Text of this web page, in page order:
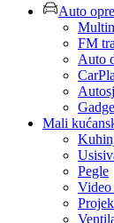
Auto
FM
Auto
Mali
Pegle
Video